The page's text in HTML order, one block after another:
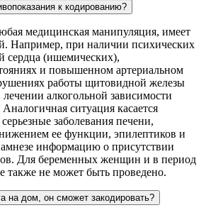
к кодированию?
медицинская манипуляция, имеет
Например, при наличии психических
сердца (ишемических),
и повышенном артериальном
работы щитовидной железы
алкогольной зависимости
ситуация касается
заболевания печени,
ее функции, эпилептиков и
информацию о присутствии
Для беременных женщин и в период
также не может быть проведено.
на дом, он сможет закодировать?